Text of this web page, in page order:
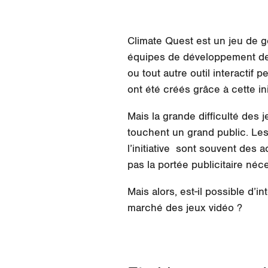
Climate Quest est un jeu de
équipes de développement
ou tout autre outil interactif
ont été créés grâce à cette
Mais la grande difficulté des
touchent un grand public.
l’initiative sont souvent des
pas la portée publicitaire
Mais alors, est-il possible
marché des jeux vidéo ?